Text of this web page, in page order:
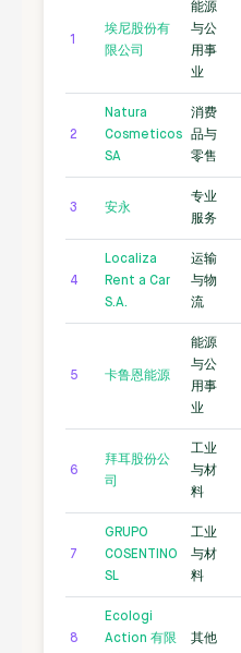
1
埃尼股份有
限公司
能源
与公
用事
业
2
Natura
Cosmeticos
SA
消费
品与
零售
3 安永
专业
服务
4
Localiza
Rent a Car
S.A.
运输
与物
流
5 卡鲁恩能源
能源
与公
用事
业
6
拜耳股份公
司
工业
与材
料
7
GRUPO
COSENTINO
SL
工业
与材
料
8
Ecologi
Action 有限
其他